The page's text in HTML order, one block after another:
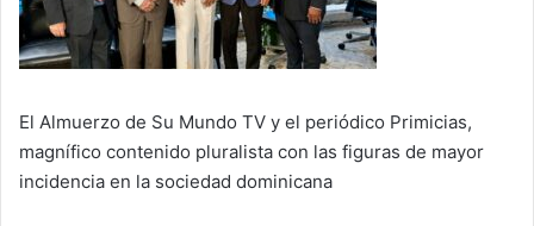
El Almuerzo de Su Mundo TV y el periódico Primicias,
magnífico contenido pluralista con las figuras de mayor
incidencia en la sociedad dominicana